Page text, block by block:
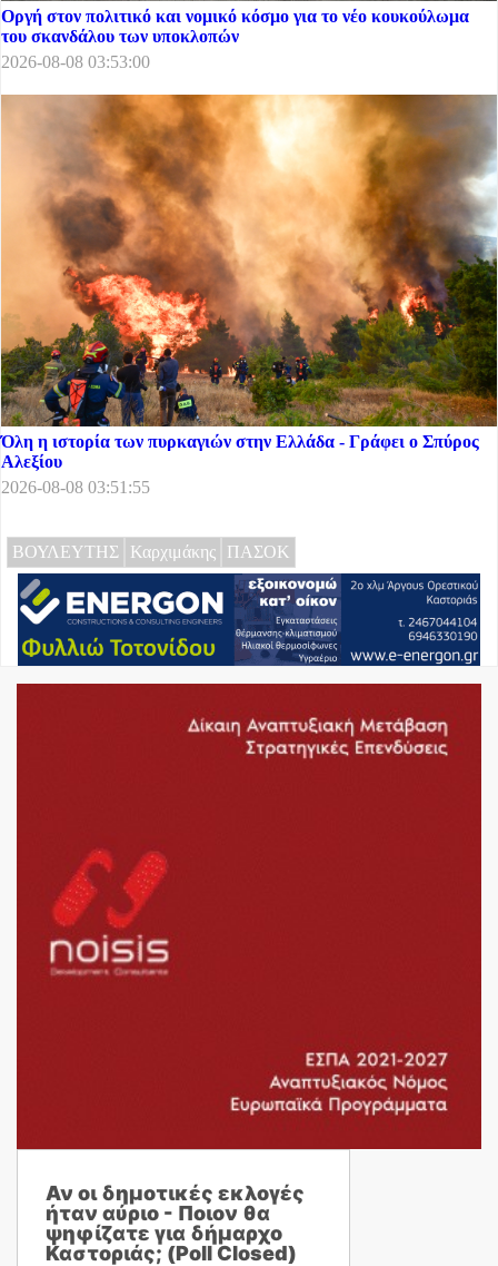
Οργή στον πολιτικό και νομικό κόσμο για το νέο κουκούλωμα
του σκανδάλου των υποκλοπών
2026-08-08 03:53:00
Όλη η ιστορία των πυρκαγιών στην Ελλάδα - Γράφει ο Σπύρος
Αλεξίου
2026-08-08 03:51:55
ΒΟΥΛΕΥΤΗΣ Καρχιμάκης ΠΑΣΟΚ
Αν οι δημοτικές εκλογές
ήταν αύριο - Ποιον θα
ψηφίζατε για δήμαρχο
Καστοριάς; (Poll Closed)